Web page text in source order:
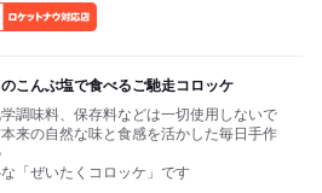
こんぶ塩で食べるご馳走コロッケ
学調味料、保存料などは一切使用しないで
来の自然な味と食感を活かした毎日手作
「ぜいたくコロッケ」です